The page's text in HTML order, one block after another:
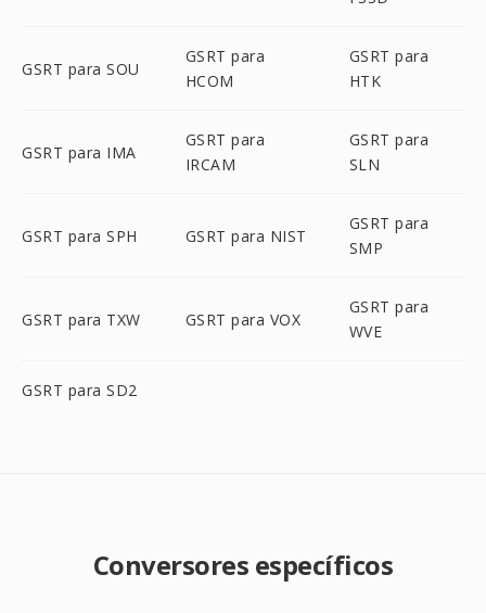
GSRT para SOU
GSRT para
HCOM
GSRT para
HTK
GSRT para IMA
GSRT para
IRCAM
GSRT para
SLN
GSRT para SPH GSRT para NIST
GSRT para
SMP
GSRT para TXW GSRT para VOX
GSRT para
WVE
GSRT para SD2
Conversores específicos